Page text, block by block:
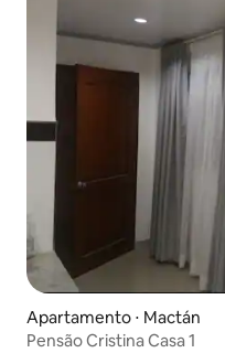
Apartamento ⋅ Mactán
Pensão Cristina Casa 1